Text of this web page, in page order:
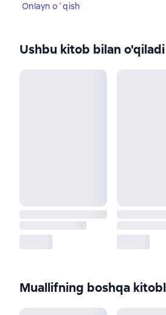
Onlayn o`qish
Ushbu kitob bilan o'qiladi
Muallifning boshqa